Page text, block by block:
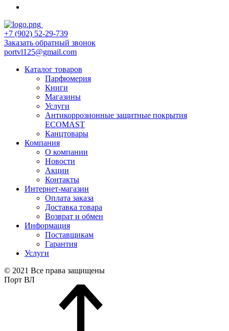
+7 (902) 52-29-739
Заказать обратный звонок
portvl125@gmail.com
Каталог товаров
Парфюмерия
Книги
Магазины
Услуги
Антикоррозионные защитные покрытия
ECOMAST
Канцтовары
Компания
О компании
Новости
Акции
Контакты
Интернет-магазин
Оплата заказа
Доставка товара
Возврат и обмен
Информация
Поставщикам
Гарантия
Услуги
© 2021 Все права защищены
Порт ВЛ